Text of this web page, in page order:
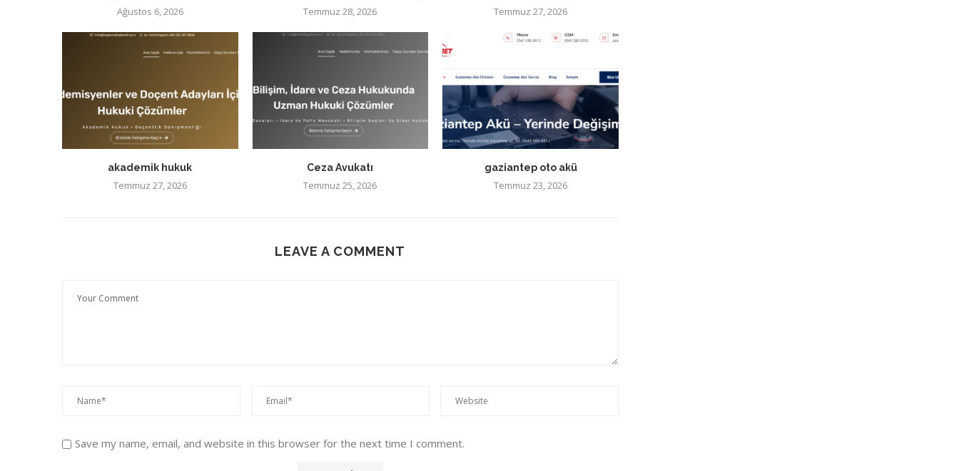
Ağustos 6, 2026 Temmuz 28, 2026 Temmuz 27, 2026
akademik hukuk
Temmuz 27, 2026
Ceza Avukatı
Temmuz 25, 2026
gaziantep oto akü
Temmuz 23, 2026
LEAVE A COMMENT
Save my name, email, and website in this browser for the next time I comment.